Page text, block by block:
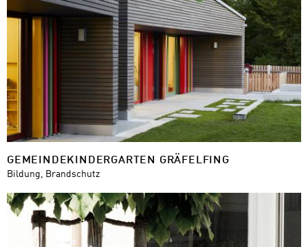
GEMEINDEKINDERGARTEN GRÄFELFING
Bildung, Brandschutz